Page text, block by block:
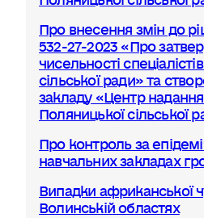
Про внесення змін до
532-27-2023 «Про
чисельності
сільської ради» та
закладу «Центр
Поляницької сільської
Про контроль за
навчальних закладах
Випадки африканської
Волинській областях